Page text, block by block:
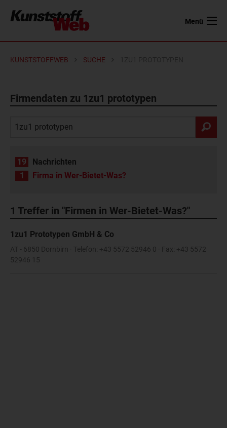
Menü
KUNSTSTOFFWEB SUCHE
Firmendaten zu 1zu1 prototypen
19
Nachrichten
1
Firma in Wer-Bietet-Was?
1 Treffer in "Firmen in Wer-Bietet-Was?"
1zu1 Prototypen GmbH & Co
AT - 6850 Dornbirn · Telefon: +43 5572 52946 0 · Fax: +43 5572
52946 15